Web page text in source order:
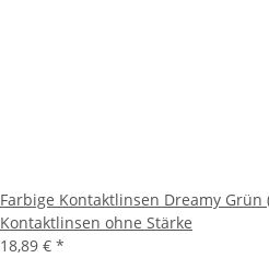
Farbige Kontaktlinsen Dreamy Grün
Kontaktlinsen ohne Stärke
18,89 € *